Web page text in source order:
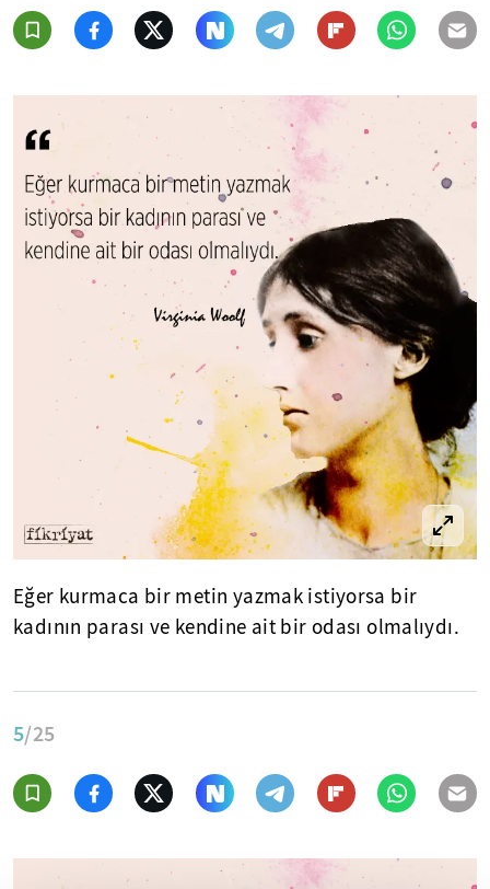
Eğer kurmaca bir metin yazmak istiyorsa bir
kadının parası ve kendine ait bir odası olmalıydı.
5/25